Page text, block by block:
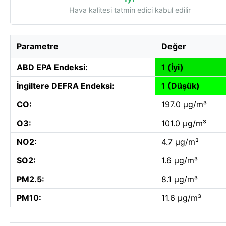
Hava kalitesi tatmin edici kabul edilir
Parametre Değer
ABD EPA Endeksi:
1 (İyi)
İngiltere DEFRA Endeksi:
1 (Düşük)
CO:
197.0 µg/m³
O3:
101.0 µg/m³
NO2:
4.7 µg/m³
SO2:
1.6 µg/m³
PM2.5:
8.1 µg/m³
PM10:
11.6 µg/m³